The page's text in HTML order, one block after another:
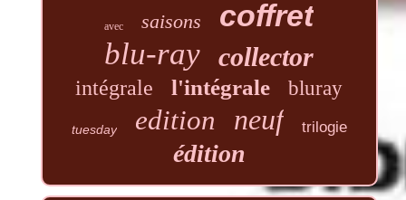
avec saisons coffret
blu-ray collector
intégrale l'intégrale bluray
tuesday edition neuf trilogie
édition